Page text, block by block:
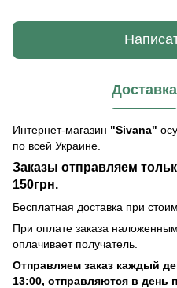
Доставка
Интернет-магазин "Sivana"
по всей Украине.
Заказы отправляем
150грн.
Бесплатная доставка при
При оплате заказа
оплачивает получатель.
Отправляем заказ каждый
13:00, отправляются в день